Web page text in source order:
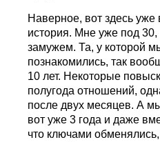
Наверное, вот здесь
история. Мне уже под
замужем. Та, у которой
познакомились, так
10 лет. Некоторые
полугода отношений,
после двух месяцев. А
вот уже 3 года и даже
что ключами обменялись,